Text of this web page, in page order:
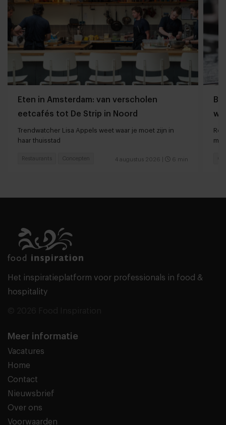
Eten in Amsterdam: van verscholen
eetcafés tot De Strip in Noord
Trendwatcher Lisa Appels weet waar je moet zijn in
haar thuisstad
4 augustus 2026 6 min
Restaurants Concepten
Het inspiratieplatform voor professionals in food &
hospitality
Meer informatie
Vacatures
Home
Contact
Nieuwsbrief
Over ons
Voorwaarden